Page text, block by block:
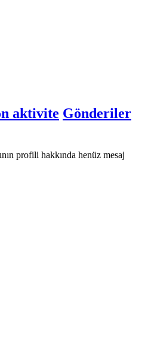
aktivite Gönderiler
profili hakkında henüz mesaj